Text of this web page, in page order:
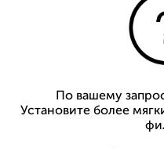
По вашему
Установите более